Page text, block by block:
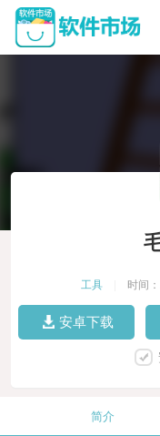
工具 时间
安卓下载
简介